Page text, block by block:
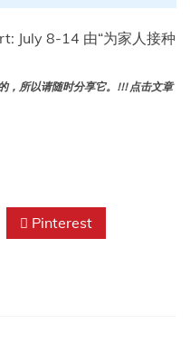
July 8-14 由“为家人接种
，所以请随时分享它。!!! 点击文章
Pinterest